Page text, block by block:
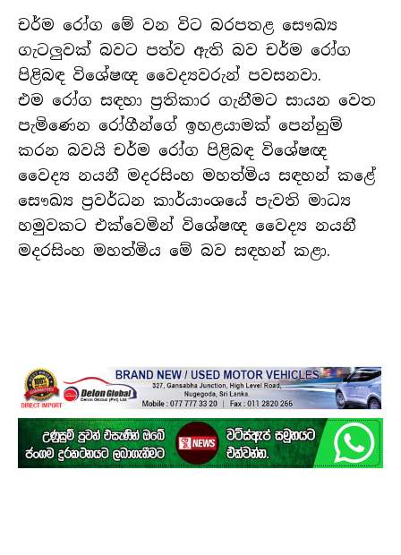
චර්ම රෝග මේ වන විට බරපතළ සෞඛ්‍ය
ගැටලුවක් බවට පත්ව ඇති බව චර්ම රෝග
පිළිබඳ විශේෂඥ වෛද්‍යවරුන් පවසනවා.
එම රෝග සඳහා ප්‍රතිකාර ගැනීමට සායන වෙත
පැමිණෙන රෝගීන්ගේ ඉහළයාමක් පෙන්නුම්
කරන බවයි චර්ම රෝග පිළිබඳ විශේෂඥ
වෛද්‍ය නයනී මදරසිංහ මහත්මිය සඳහන් කළේ
සෞඛ්‍ය ප්‍රවර්ධන කාර්යාංශයේ පැවති මාධ්‍ය
හමුවකට එක්වෙමින් විශේෂඥ වෛද්‍ය නයනී
මදරසිංහ මහත්මිය මේ බව සඳහන් කළා.